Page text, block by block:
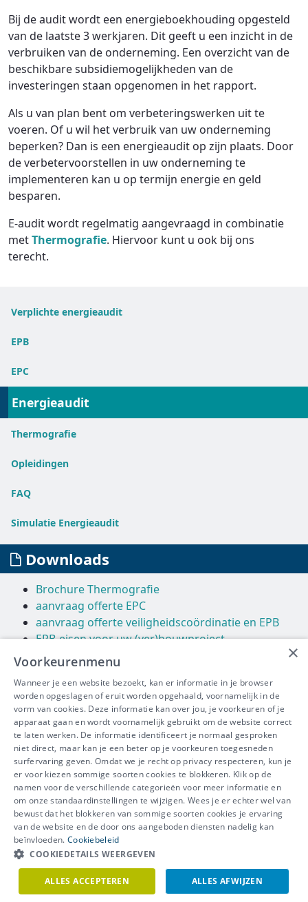
Bij de audit wordt een energieboekhouding opgesteld
van de laatste 3 werkjaren. Dit geeft u een inzicht in de
verbruiken van de onderneming. Een overzicht van de
beschikbare subsidiemogelijkheden van de
investeringen staan opgenomen in het rapport.
Als u van plan bent om verbeteringswerken uit te
voeren. Of u wil het verbruik van uw onderneming
beperken? Dan is een energieaudit op zijn plaats. Door
de verbetervoorstellen in uw onderneming te
implementeren kan u op termijn energie en geld
besparen.
E-audit wordt regelmatig aangevraagd in combinatie
metThermografie. Hiervoor kunt u ook bij ons
terecht.
Verplichte energieaudit
EPB
EPC
Energieaudit
Thermografie
Opleidingen
FAQ
Simulatie Energieaudit
Downloads
Brochure Thermografie
aanvraag offerte EPC
aanvraag offerte veiligheidscoördinatie en EPB
EPB-eisen voor uw (ver)bouwproject
Links
Vlaams Energie Agentschap
Leefmilieu Brussel
Energie Wallonie
IBEVE maakt deel uit van Groep
IDEWE
Disclaimer-Privacy-Cookiebeleid
Meer vragen? Neem
meteen contact op.
×
Voorkeurenmenu
Wanneer je een website bezoekt, kan er informatie in je browser
worden opgeslagen of eruit worden opgehaald, voornamelijk in de
vorm van cookies. Deze informatie kan over jou, je voorkeuren of je
apparaat gaan en wordt voornamelijk gebruikt om de website correct
te laten werken. De informatie identificeert je normaal gesproken
niet direct, maar kan je een beter op je voorkeuren toegesneden
surfervaring geven. Omdat we je recht op privacy respecteren, kun je
er voor kiezen sommige soorten cookies te blokkeren. Klik op de
namen voor de verschillende categorieën voor meer informatie en
om onze standaardinstellingen te wijzigen. Wees je er echter wel van
bewust dat het blokkeren van sommige soorten cookies je ervaring
van de website en de door ons aangeboden diensten nadelig kan
beïnvloeden. Cookiebeleid
COOKIEDETAILS WEERGEVEN
ALLES ACCEPTEREN ALLES AFWIJZEN